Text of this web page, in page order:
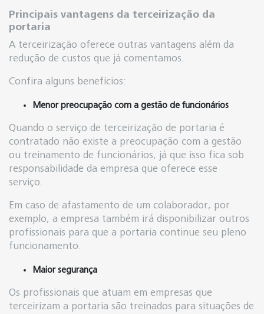
Principais vantagens da terceirização da
portaria
A terceirização oferece outras vantagens além da
redução de custos que já comentamos.
Confira alguns benefícios:
Menor preocupação com a gestão de funcionários
Quando o serviço de terceirização de portaria é
contratado não existe a preocupação com a gestão
ou treinamento de funcionários, já que isso fica sob
responsabilidade da empresa que oferece esse
serviço.
Em caso de afastamento de um colaborador, por
exemplo, a empresa também irá disponibilizar outros
profissionais para que a portaria continue seu pleno
funcionamento.
Maior segurança
Os profissionais que atuam em empresas que
terceirizam a portaria são treinados para situações de